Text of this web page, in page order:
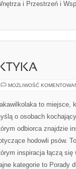
i Przestrzeń i
MOŻLIWOŚĆ
to miejsce,
o osobach
odbiorca znajdzie
hodowli psów.
inspiracja łączą
kategorie to Porady